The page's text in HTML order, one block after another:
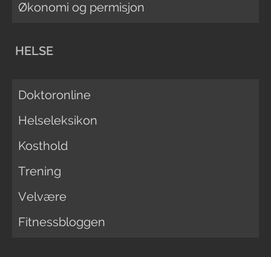
Økonomi og permisjon
HELSE
Doktoronline
Helseleksikon
Kosthold
Trening
Velvære
Fitnessbloggen